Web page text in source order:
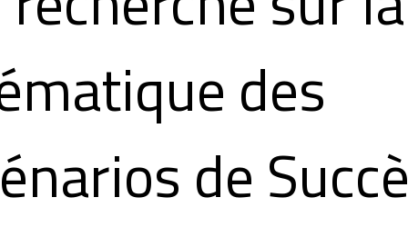
des
de